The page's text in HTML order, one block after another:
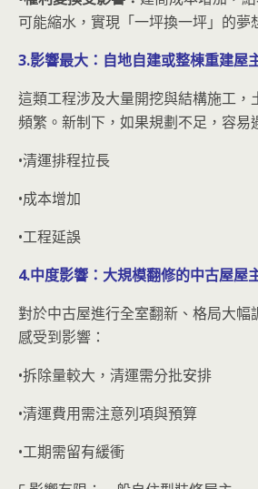
可能縮水，實現「一坪換一坪」的夢
3.影響最大：自地自建或整棟重建屋
這類工程涉及大量開挖與結構施工，
頻繁。新制下，如果規劃不足，容易
•清運排程拉長
•成本增加
•工程延誤
4.中度影響：大規模翻修的中古屋屋
對於中古屋進行全室翻新、格局大幅
感受到影響：
•拆除量較大，清運需分批安排
•清運費用需注意列項與預算
•工期需留有緩衝